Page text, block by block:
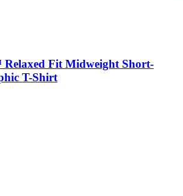
Fit Midweight Short-
T-Shirt